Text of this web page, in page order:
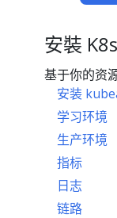
安裝
基于你的资
安装
学习环境
生产环境
指标
日志
链路